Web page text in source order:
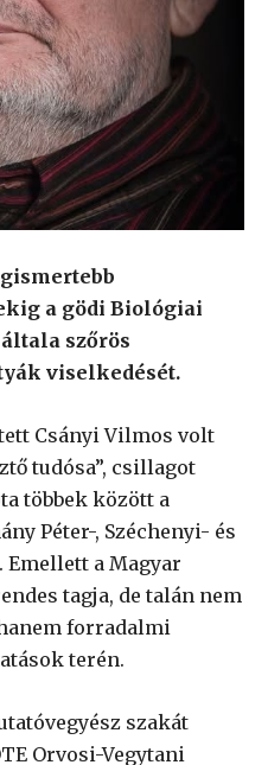
a gödi Biológiai
szőrös
viselkedését.
Csányi Vilmos volt
tudósa”, csillagot
többek között a
Péter-, Széchenyi- és
a Magyar
tagja, de talán nem
forradalmi
terén.
szakát
Orvosi-Vegytani